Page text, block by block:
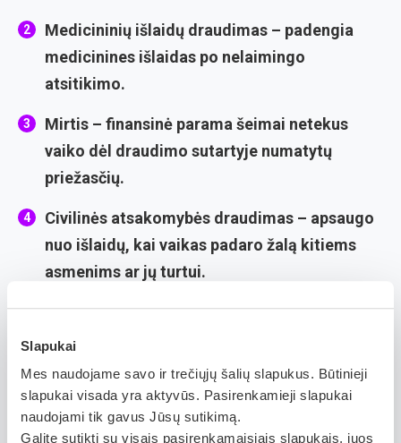
Slapukai
Mes naudojame savo ir trečiųjų šalių slapukus. Būtinieji
slapukai visada yra aktyvūs. Pasirenkamieji slapukai
naudojami tik gavus Jūsų sutikimą.
Galite sutikti su visais pasirenkamaisiais slapukais, juos
Medicininių išlaidų draudimas – padengia
medicinines išlaidas po nelaimingo
atsitikimo.
Mirtis – finansinė parama šeimai netekus
vaiko dėl draudimo sutartyje numatytų
priežasčių.
Civilinės atsakomybės draudimas – apsaugo
nuo išlaidų, kai vaikas padaro žalą kitiems
asmenims ar jų turtui.
Kelionių draudimas– suteikia apsaugą
kelionės metu.
Kaip veikia vaiko draudimas?
Draudimo sutartį galima sudaryti trumpalaikiam arba